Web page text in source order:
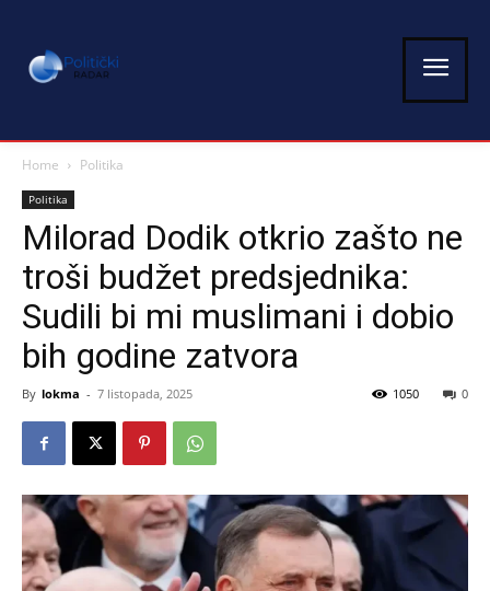
Home Politika
Politika
Milorad Dodik otkrio zašto ne
troši budžet predsjednika:
Sudili bi mi muslimani i dobio
bih godine zatvora
By lokma - 7 listopada, 2025 0
1050